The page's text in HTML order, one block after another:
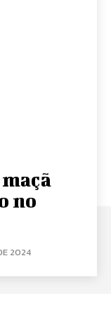
no
2024